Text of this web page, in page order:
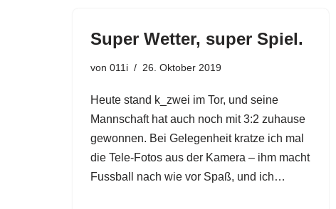
Super Wetter, super Spiel.
von 011i 26. Oktober 2019
Heute stand k_zwei im Tor, und seine
Mannschaft hat auch noch mit 3:2 zuhause
gewonnen. Bei Gelegenheit kratze ich mal
die Tele-Fotos aus der Kamera – ihm macht
Fussball nach wie vor Spaß, und ich…